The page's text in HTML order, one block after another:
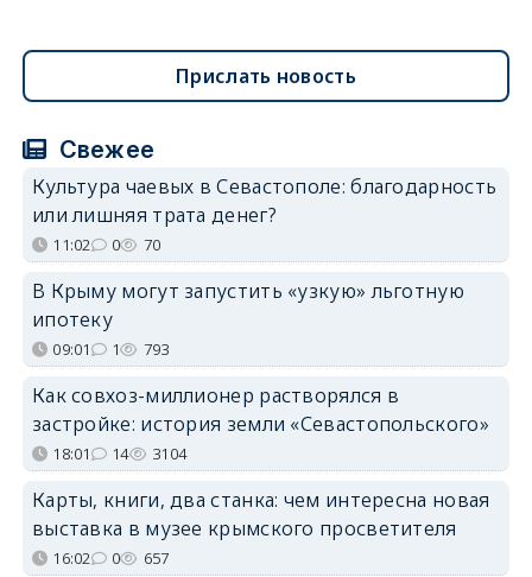
Прислать новость
Свежее
Культура чаевых в Севастополе: благодарность
или лишняя трата денег?
11:02 0 70
В Крыму могут запустить «узкую» льготную
ипотеку
09:01 1 793
Как совхоз-миллионер растворялся в
застройке: история земли «Севастопольского»
18:01 14 3104
Карты, книги, два станка: чем интересна новая
выставка в музее крымского просветителя
16:02 0 657